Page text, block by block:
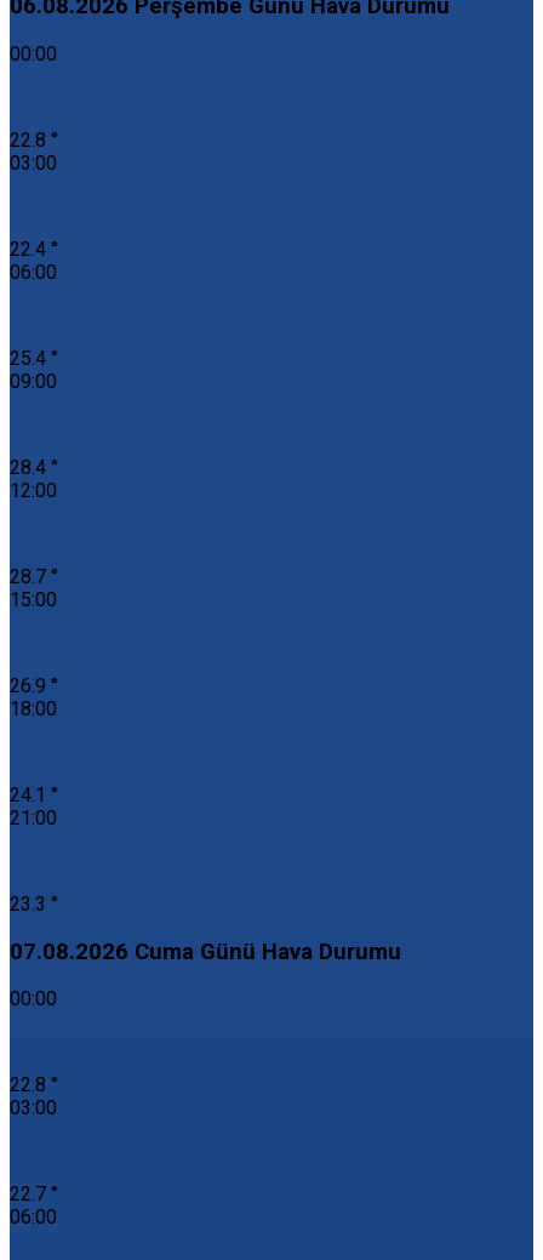
06.08.2026 Perşembe Günü Hava Durumu
00:00
22.8 °
03:00
22.4 °
06:00
25.4 °
09:00
28.4 °
12:00
28.7 °
15:00
26.9 °
18:00
24.1 °
21:00
23.3 °
07.08.2026 Cuma Günü Hava Durumu
00:00
22.8 °
03:00
22.7 °
06:00